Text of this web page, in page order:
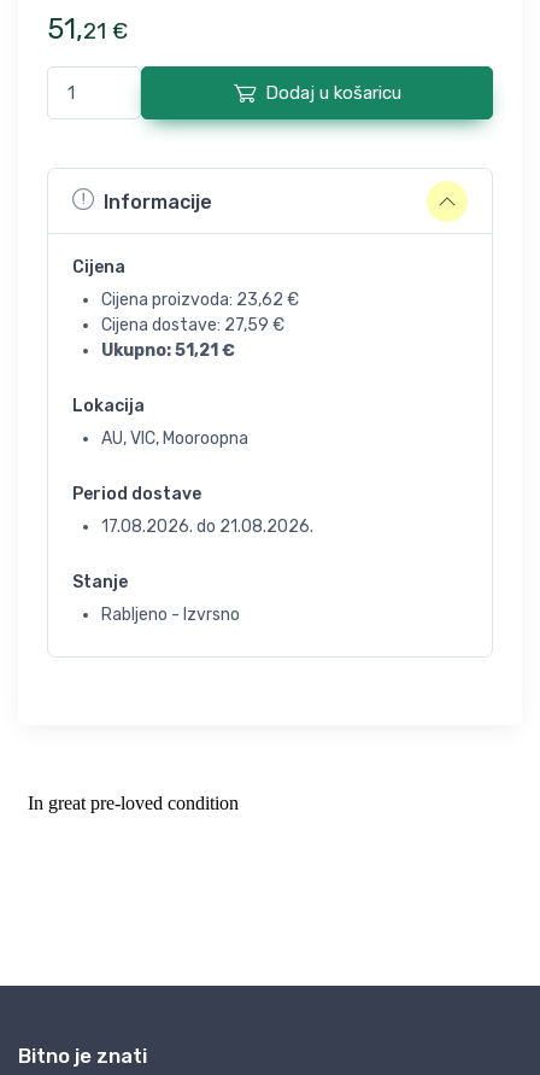
51,21 €
Dodaj u košaricu
Informacije
Cijena
Cijena proizvoda: 23,62 €
Cijena dostave: 27,59 €
Ukupno:51,21 €
Lokacija
AU, VIC, Mooroopna
Period dostave
17.08.2026. do 21.08.2026.
Stanje
Rabljeno - Izvrsno
Bitno je znati